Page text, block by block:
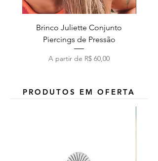
Brinco Juliette Conjunto
Piercings de Pressão
A partir de R$ 60,00
Preço promocional
PRODUTOS EM OFERTA